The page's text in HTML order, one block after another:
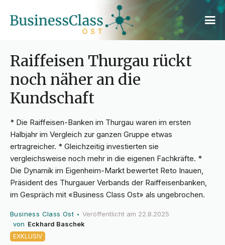
Raiffeisen Thurgau rückt
noch näher an die
Kundschaft
* Die Raiffeisen-Banken im Thurgau waren im ersten
Halbjahr im Vergleich zur ganzen Gruppe etwas
ertragreicher. * Gleichzeitig investierten sie
vergleichsweise noch mehr in die eigenen Fachkräfte. *
Die Dynamik im Eigenheim-Markt bewertet Reto Inauen,
Präsident des Thurgauer Verbands der Raiffeisenbanken,
im Gespräch mit «Business Class Ost» als ungebrochen.
Business Class Ost •Veröffentlicht am 22.8.2025
von Eckhard Baschek
EXKLUSIV